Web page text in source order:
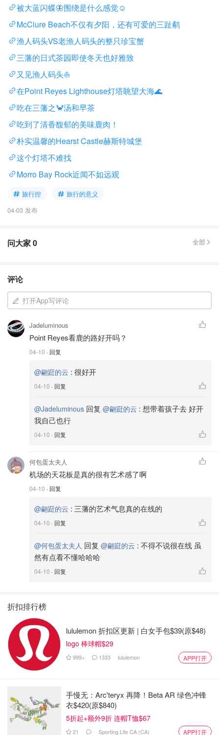
被大蓝闪蝶🦋围绕是什么感觉☺️
McClure Beach不仅有夕阳，还有可爱的三趾鹬
渔人码头VS老渔人码头的整只珍宝蟹
三藩的日式茶园即使冬天也好雅致
又见渔人码头⛵️
在Point Reyes Lighthouse灯塔眺望大海🌊
吃在三藩之🦀汤和早茶
吃到了清香馥郁的美味鹿肉！
朴实温馨的Hearst Castle赫斯特城堡
这个灯塔不难找
Morro Bay Rock近闻不如远观
旅行控
旅行的意义
04-03 发布
问大家0 全部
评论
打开App写评论
Jadeluminous
Point Reyes看鹿的路好开吗？
04-10 · 回复
@翩跹的云 : 很好开
04-10 · 回复
@Jadeluminous 回复 @翩跹的云 : 想带着孩子去 好开
我自己也行
04-10 · 回复
何包蛋太夫人
机场的天花板是真的很有艺术感了啊
04-10 · 回复
@翩跹的云 : 三藩的艺术气息真的在线的
04-10 · 回复
@何包蛋太夫人 回复 @翩跹的云 : 不得不说很在线 虽
然有点看不懂哈哈哈
04-10 · 回复
折扣排行榜
lululemon 折扣区更新 | 白女手包$39(原$48)
logo 棒球帽$29
999+ 1333 lululemon APP打开
手慢无：Arc'teryx 再降！Beta AR 绿色冲锋
衣$420(原$840)
5折起+额外9折 连帽T恤$67
21 Sporting Life CA (CA) APP打开